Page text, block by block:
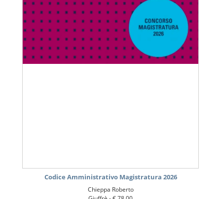
Codice Amministrativo Magistratura 2026
Chieppa Roberto